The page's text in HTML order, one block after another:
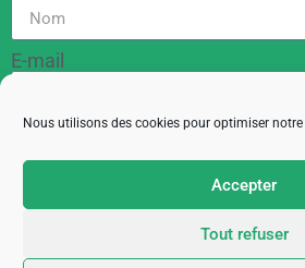
Nous utilisons des cookies pour optimiser notre
Accepter
Tout refuser
E-mail
RGPD
En cochant cette case, vous
des informations de la part de
M'inscrire